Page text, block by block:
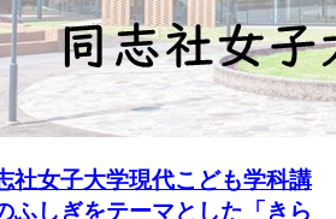
社女子大学現代こども学科講
しぎをテーマとした「きら